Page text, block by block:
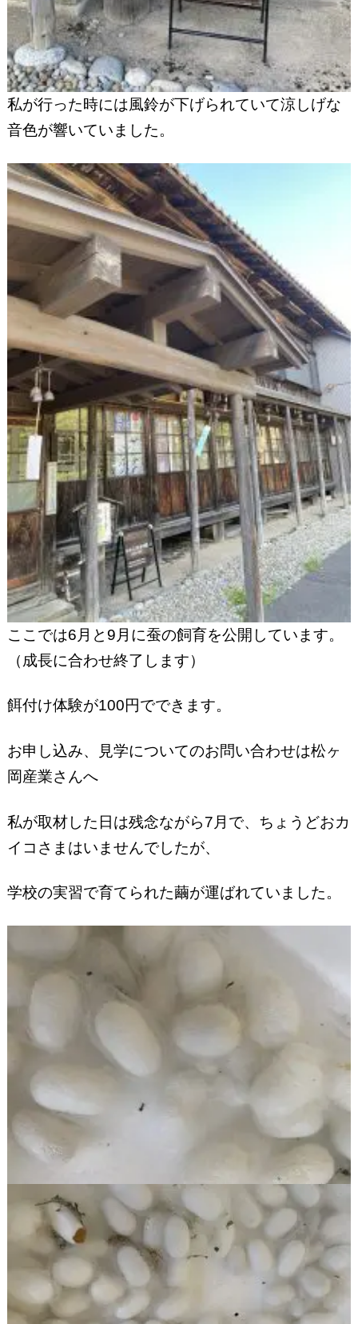
私が行った時には風鈴が下げられていて涼しげな
音色が響いていました。
ここでは6月と9月に蚕の飼育を公開しています。
（成長に合わせ終了します）
餌付け体験が100円でできます。
お申し込み、見学についてのお問い合わせは松ヶ
岡産業さんへ
私が取材した日は残念ながら7月で、ちょうどおカ
イコさまはいませんでしたが、
学校の実習で育てられた繭が運ばれていました。